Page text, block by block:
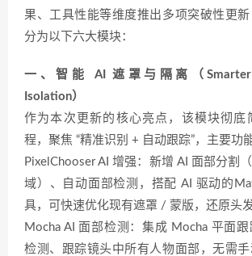
果、工具性能等维度推出多项突破性更新
分为以下六大模块：
一、智能 AI 遮罩与隔离（Smarter
Isolation）
作为本次更新的核心亮点，该模块彻底
程，聚焦 “精准识别 + 自动跟踪”，主要功
PixelChooser AI 增强：新增 AI 面部分割
域）、自动面部检测，搭配 AI 驱动的
具，可快速优化现有遮罩 / 蒙版，还原头
Mocha AI 面部检测：集成 Mocha 平面
检测、跟踪镜头中所有人物面部，无需手